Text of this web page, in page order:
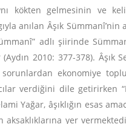
gelmesinin ve
anılan Âşık
adlı şiirinde
2010: 377-378). Âşık
ekonomiye
verdiğini dile getirirken
Yağar, âşıklığın esas
yer